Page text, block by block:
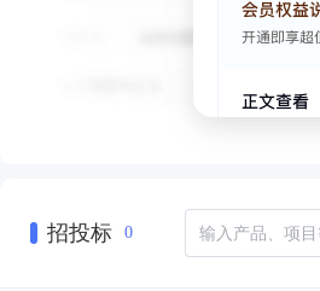
招投标 0